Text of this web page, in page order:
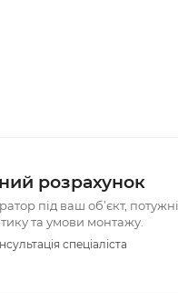
розрахунок
під ваш об’єкт,
та умови монтажу.
спеціаліста